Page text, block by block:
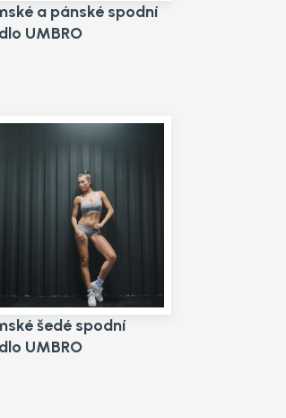
a pánské spodní
UMBRO
šedé spodní
UMBRO